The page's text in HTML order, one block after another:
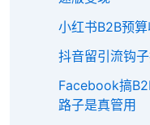
小红书B2B预
抖音留引流钩
Facebook搞
路子是真管用